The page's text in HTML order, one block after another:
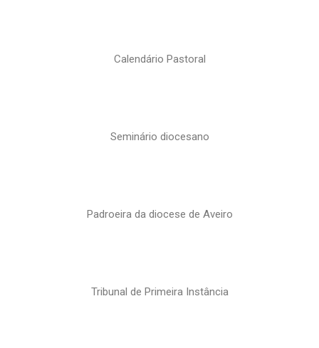
Calendário Pastoral
Seminário diocesano
Padroeira da diocese de Aveiro
Tribunal de Primeira Instância